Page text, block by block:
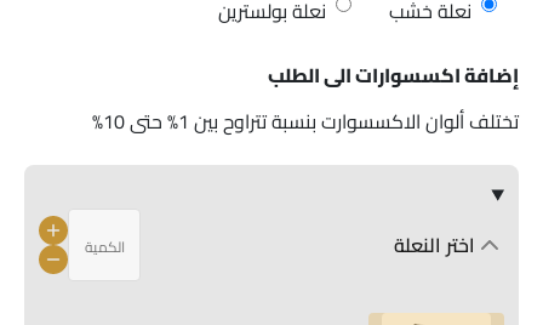
نعلة خشب
نعلة بولسترين
إضافة اكسسوارات الى الطلب
تختلف ألوان الاكسسوارت بنسبة تتراوح بين 1% حتى 10%
اختر النعلة